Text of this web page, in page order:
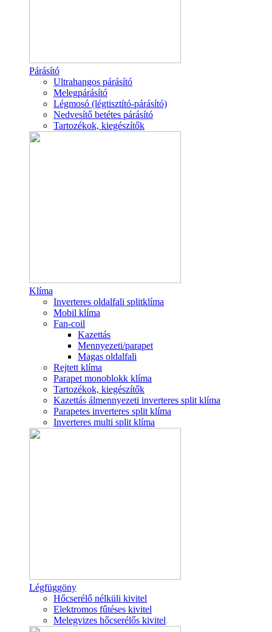
Párásító
Ultrahangos párásító
Melegpárásító
Légmosó (légtisztító-párásító)
Nedvesítő betétes párásító
Tartozékok, kiegészítők
Klíma
Inverteres oldalfali splitklíma
Mobil klíma
Fan-coil
Kazettás
Mennyezeti/parapet
Magas oldalfali
Rejtett klíma
Parapet monoblokk klíma
Tartozékok, kiegészítők
Kazettás álmennyezeti inverteres split klíma
Parapetes inverteres split klíma
Inverteres multi split klíma
Légfüggöny
Hőcserélő nélküli kivitel
Elektromos fűtéses kivitel
Melegvizes hőcserélős kivitel